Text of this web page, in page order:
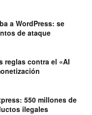
a WordPress: se
de ataque
reglas contra el «AI
550 millones de
ilegales